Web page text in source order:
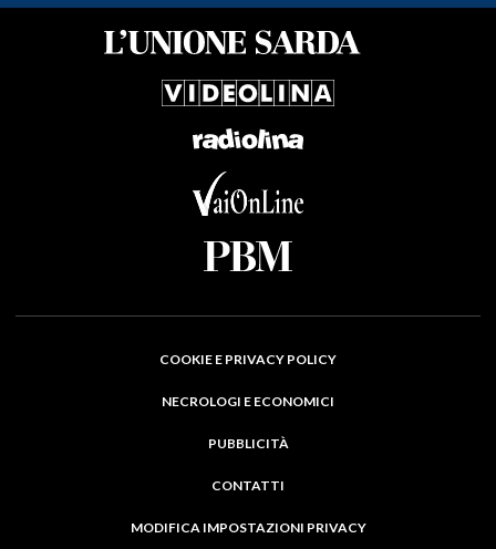
COOKIE E PRIVACY POLICY
NECROLOGI E ECONOMICI
PUBBLICITÀ
CONTATTI
MODIFICA IMPOSTAZIONI PRIVACY